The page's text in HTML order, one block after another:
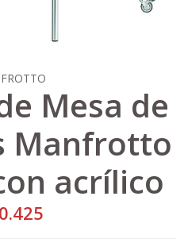
Mesa de
Manfrotto
acrílico